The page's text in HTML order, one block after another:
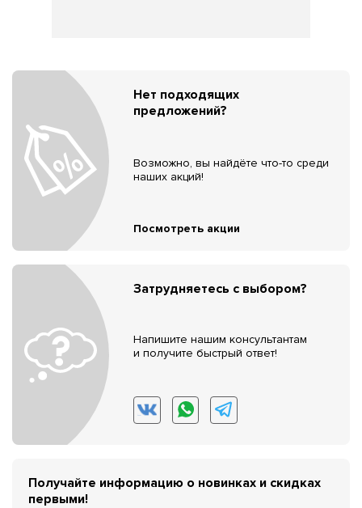
Нет подходящих
предложений?
Возможно, вы найдёте что-то среди
наших акций!
Посмотреть акции
Затрудняетесь с выбором?
Напишите нашим консультантам
и получите быстрый ответ!
Получайте информацию о новинках и скидках
первыми!